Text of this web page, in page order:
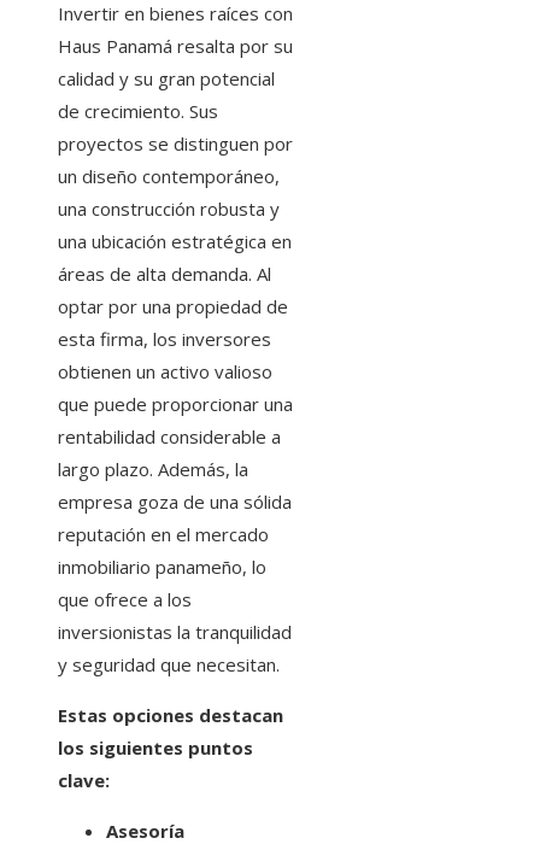
Invertir en bienes raíces con
Haus Panamá resalta por su
calidad y su gran potencial
de crecimiento. Sus
proyectos se distinguen por
un diseño contemporáneo,
una construcción robusta y
una ubicación estratégica en
áreas de alta demanda. Al
optar por una propiedad de
esta firma, los inversores
obtienen un activo valioso
que puede proporcionar una
rentabilidad considerable a
largo plazo. Además, la
empresa goza de una sólida
reputación en el mercado
inmobiliario panameño, lo
que ofrece a los
inversionistas la tranquilidad
y seguridad que necesitan.
Estas opciones destacan
los siguientes puntos
clave:
Asesoría